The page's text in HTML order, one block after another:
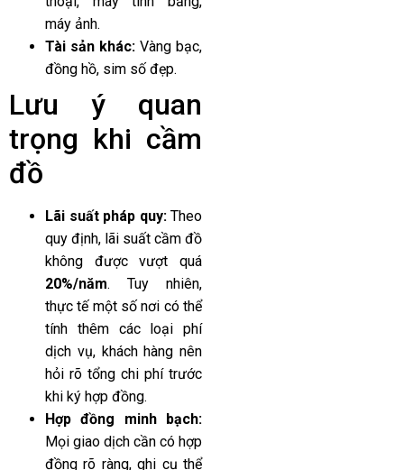
máy ảnh.
Tài sản khác: Vàng bạc,
đồng hồ, sim số đẹp.
Lưu ý quan
trọng khi cầm
đồ
Lãi suất pháp quy:Theo
quy định, lãi suất cầm đồ
không được vượt quá
20%/năm. Tuy nhiên,
thực tế một số nơi có thể
tính thêm các loại phí
dịch vụ, khách hàng nên
hỏi rõ tổng chi phí trước
khi ký hợp đồng.
Hợp đồng minh bạch:
Mọi giao dịch cần có hợp
đồng rõ ràng, ghi cụ thể